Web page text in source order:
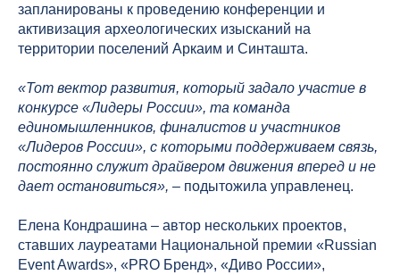
запланированы к проведению конференции и
активизация археологических изысканий на
территории поселений Аркаим и Синташта.
«Тот вектор развития, который задало участие в
конкурсе «Лидеры России», та команда
единомышленников, финалистов и участников
«Лидеров России», с которыми поддерживаем связь,
постоянно служит драйвером движения вперед и не
дает остановиться», – подытожила управленец.
Елена Кондрашина – автор нескольких проектов,
ставших лауреатами Национальной премии «Russian
Event Awards», «PRO Бренд», «Диво России»,